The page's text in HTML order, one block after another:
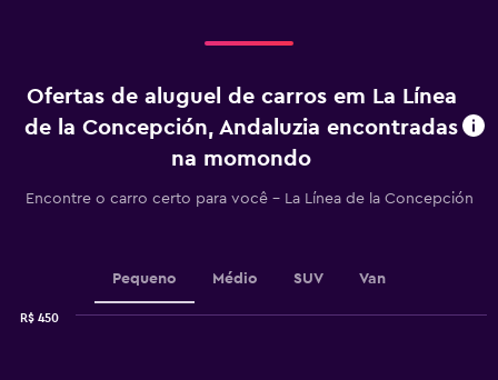
The
chart
axis
to
Ofertas de aluguel de carros em La Línea
de la Concepción, Andaluzia encontradas
na momondo
Encontre o carro certo para você – La Línea de la Concepción
Pequeno Médio SUV Van
R$ 450